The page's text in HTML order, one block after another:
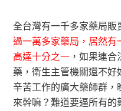
全台灣有一千多家藥局販
過一萬多家藥局，居然
高達十分之一 ，如果連
藥，衛生主管機關還不
辛苦工作的廣大藥師群
來幹嘛？難道要逼所有